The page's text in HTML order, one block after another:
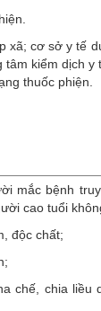
xã; cơ sở y tế
kiểm dịch y
thuốc phiện.
mắc bệnh
cao tuổi
độc chất;
chế, chia liều